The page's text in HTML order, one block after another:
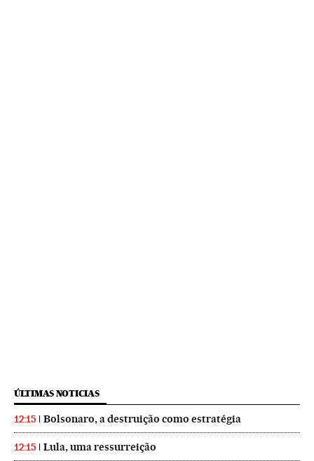
ÚLTIMAS NOTICIAS
12:15 Bolsonaro, a destruição como estratégia
12:15 Lula, uma ressurreição